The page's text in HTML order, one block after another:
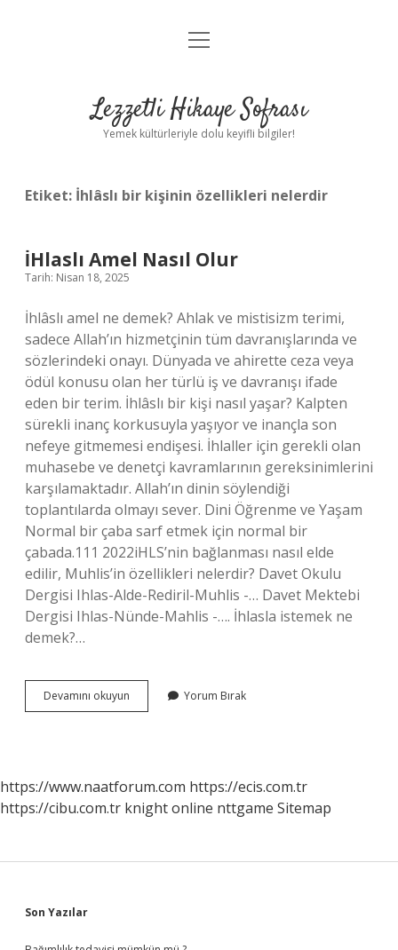
Anasayfa
Yasal Uyarı
menüyü
Lezzetli Hikaye Sofrası
Yemek kültürleriyle dolu keyifli bilgiler!
Etiket: İhlâslı bir kişinin özellikleri nelerdir
İHlaslı Amel Nasıl Olur
Tarih: Nisan 18, 2025
İhlâslı amel ne demek? Ahlak ve mistisizm terimi,
sadece Allah’ın hizmetçinin tüm davranışlarında ve
sözlerindeki onayı. Dünyada ve ahirette ceza veya
ödül konusu olan her türlü iş ve davranışı ifade
eden bir terim. İhlâslı bir kişi nasıl yaşar? Kalpten
sürekli inanç korkusuyla yaşıyor ve inançla son
nefeye gitmemesi endişesi. İhlaller için gerekli olan
muhasebe ve denetçi kavramlarının gereksinimlerini
karşılamaktadır. Allah’ın dinin söylendiği
toplantılarda olmayı sever. Dini Öğrenme ve Yaşam
Normal bir çaba sarf etmek için normal bir
çabada.111 2022iHLS’nin bağlanması nasıl elde
edilir, Muhlis’in özellikleri nelerdir? Davet Okulu
Dergisi Ihlas-Alde-Rediril-Muhlis -… Davet Mektebi
Dergisi Ihlas-Nünde-Mahlis -…. İhlasla istemek ne
demek?…
Devamını okuyun
Amel
Yorum Bırak
https://www.naatforum.com https://ecis.com.tr
https://cibu.com.tr knight online nttgame Sitemap
Sidebar
Son Yazılar